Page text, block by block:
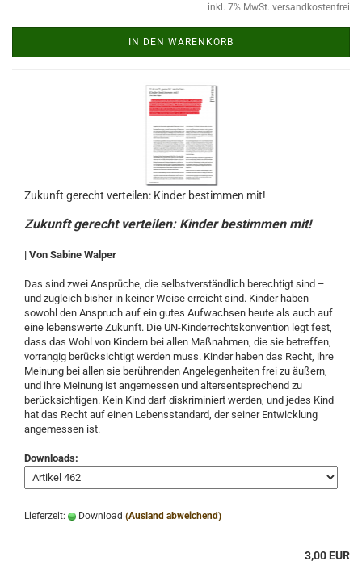
inkl. 7% MwSt. versandkostenfrei
IN DEN WARENKORB
Zukunft gerecht verteilen: Kinder bestimmen mit!
Zukunft gerecht verteilen: Kinder bestimmen mit!
| Von Sabine Walper
Das sind zwei Ansprüche, die selbstverständlich berechtigt sind –
und zugleich bisher in keiner Weise erreicht sind. Kinder haben
sowohl den Anspruch auf ein gutes Aufwachsen heute als auch auf
eine lebenswerte Zukunft. Die UN-Kinderrechtskonvention legt fest,
dass das Wohl von Kindern bei allen Maßnahmen, die sie betreffen,
vorrangig berücksichtigt werden muss. Kinder haben das Recht, ihre
Meinung bei allen sie berührenden Angelegenheiten frei zu äußern,
und ihre Meinung ist angemessen und altersentsprechend zu
berücksichtigen. Kein Kind darf diskriminiert werden, und jedes Kind
hat das Recht auf einen Lebensstandard, der seiner Entwicklung
angemessen ist.
Downloads:
Lieferzeit: Download (Ausland abweichend)
3,00 EUR